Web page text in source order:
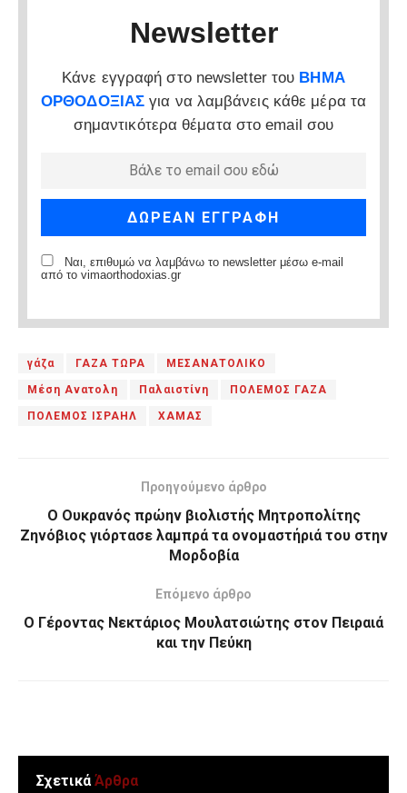
Newsletter
Κάνε εγγραφή στο newsletter του ΒΗΜΑ
ΟΡΘΟΔΟΞΙΑΣ για να λαμβάνεις κάθε μέρα τα
σημαντικότερα θέματα στο email σου
Ναι, επιθυμώ να λαμβάνω το newsletter μέσω e-mail
από το vimaorthodoxias.gr
γάζα ΓΑΖΑ ΤΩΡΑ ΜΕΣΑΝΑΤΟΛΙΚΟ
Μέση Ανατολη Παλαιστίνη ΠΟΛΕΜΟΣ ΓΑΖΑ
ΠΟΛΕΜΟΣ ΙΣΡΑΗΛ ΧΑΜΑΣ
Προηγούμενο άρθρο
Ο Ουκρανός πρώην βιολιστής Μητροπολίτης
Ζηνόβιος γιόρτασε λαμπρά τα ονομαστήριά του στην
Μορδοβία
Επόμενο άρθρο
Ο Γέροντας Νεκτάριος Μουλατσιώτης στον Πειραιά
και την Πεύκη
ΣχετικάΆρθρα